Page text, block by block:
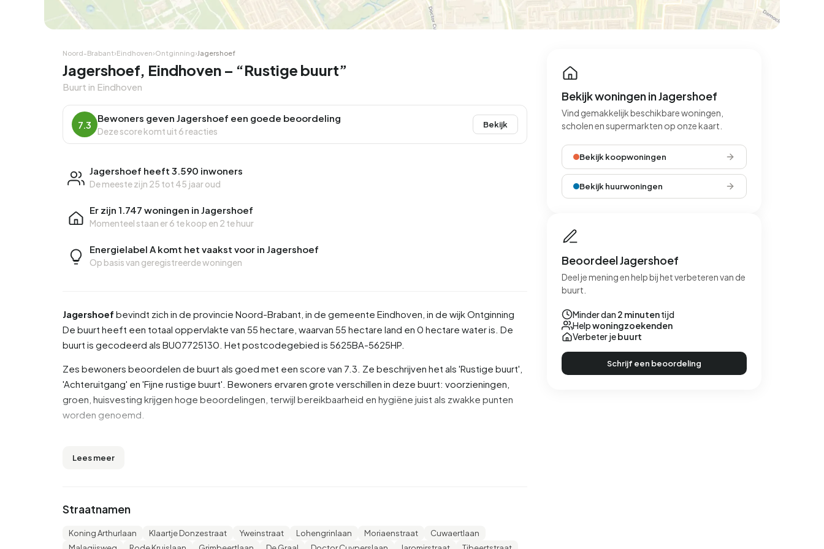
Hoekwoning
25
2-onder-1-kap Vrijstaand
Hoekwoning Kamers
Noord-Brabant›Eindhoven›Ontginning›Jagershoef
Jagershoef, Eindhoven – “Rustige buurt”
Buurt in Eindhoven
7.3
Bewoners geven Jagershoef een goede beoordeling
Deze score komt uit 6 reacties
Bekijk
Jagershoef heeft 3.590 inwoners
De meeste zijn 25 tot 45 jaar oud
Er zijn 1.747 woningen in Jagershoef
Momenteel staan er6 te koop en 2 te huur
Energielabel A komt het vaakst voor in Jagershoef
Op basis van geregistreerde woningen
Jagershoef bevindt zich in de provincie Noord-Brabant , in de gemeente Eindhoven , in de wijkOntginning
De buurt heeft een totaal oppervlakte van 55 hectare, waarvan 55 hectare land en 0 hectare water is. De
buurt is gecodeerd als BU07725130. Het postcodegebied is 5625BA-5625HP.
Zes bewoners beoordelen de buurt als goed met een score van 7.3. Ze beschrijven het als 'Rustige buurt',
'Achteruitgang' en 'Fijne rustige buurt'. Bewoners ervaren grote verschillen in deze buurt: voorzieningen,
groen, huisvesting krijgen hoge beoordelingen, terwijl bereikbaarheid en hygiëne juist als zwakke punten
worden genoemd.
Jagershoef telt 3.590 inwoners. Hiervan is 49,0% man en 51,0% vrouw. De meeste inwoners zijn 25 tot 45
is gescheiden en 5,3% is verweduwd. 1.810 inwoners komen uit Nederland, 320 komen uit Europa en 1.465
Lees meer
Straatnamen
Koning Arthurlaan Klaartje Donzestraat Yweinstraat Lohengrinlaan Moriaenstraat
Cuwaertlaan
Bekijk woningen in Jagershoef
Vind gemakkelijk beschikbare woningen,
scholen en supermarkten op onze kaart.
Bekijk koopwoningen
Bekijk huurwoningen
Beoordeel Jagershoef
Deel je mening en help bij het verbeteren van de
buurt.
Minder dan 2 minutentijd
Helpwoningzoekenden
Verbeter jebuurt
Schrijf een beoordeling